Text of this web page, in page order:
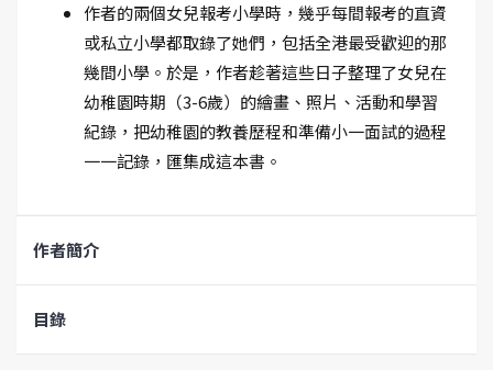
作者的兩個女兒報考小學時，幾乎每間報考的直資
或私立小學都取錄了她們，包括全港最受歡迎的那
幾間小學。於是，作者趁著這些日子整理了女兒在
幼稚園時期（3-6歲）的繪畫、照片、活動和學習
紀錄，把幼稚園的教養歷程和準備小一面試的過程
一一記錄，匯集成這本書。
作者簡介
目錄